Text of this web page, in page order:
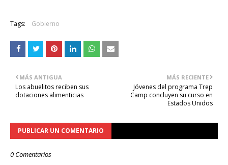
Tags: Gobierno
MÁS RECIENTE
Jóvenes del programa Trep
Camp concluyen su curso en
Estados Unidos
MÁS ANTIGUA
Los abuelitos reciben sus
dotaciones alimenticias
PUBLICAR UN COMENTARIO
0 Comentarios